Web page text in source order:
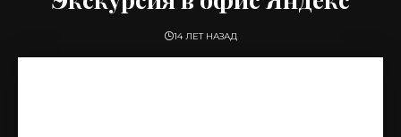
14 ЛЕТ НАЗАД